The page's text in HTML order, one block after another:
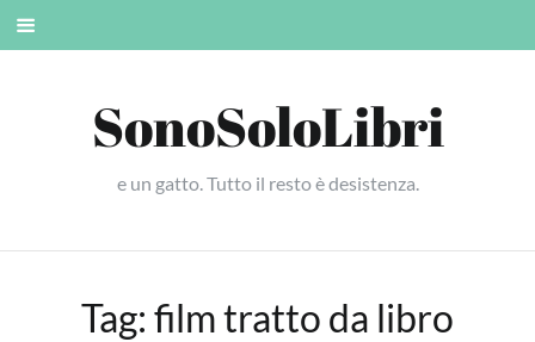
Skip
SonoSoloLibri
e un gatto. Tutto il resto è desistenza.
Tag: film tratto da libro